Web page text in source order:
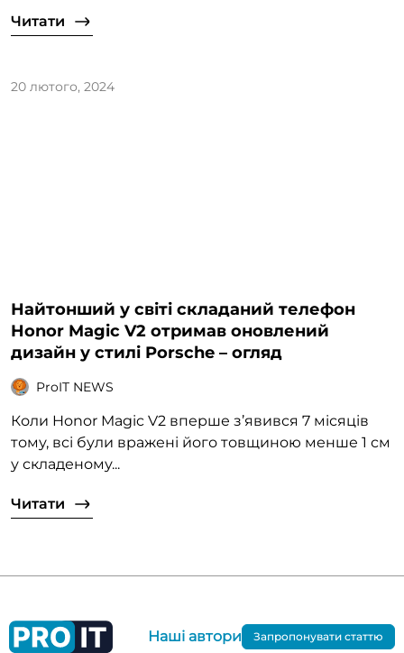
Читати
20 лютого, 2024
Найтонший у світі складаний телефон
Honor Magic V2 отримав оновлений
дизайн у стилі Porsche – огляд
ProIT NEWS
Коли Honor Magic V2 вперше з’явився 7 місяців
тому, всі були вражені його товщиною менше 1 см
у складеному...
Читати
Наші автори Запропонувати статтю